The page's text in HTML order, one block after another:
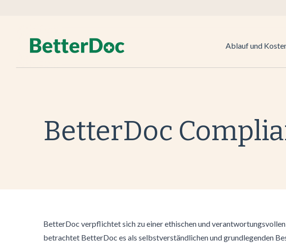
Ablauf und
BetterDoc
BetterDoc verpflichtet sich zu einer ethischen und
betrachtet BetterDoc es als selbstverständlichen und grundlegenden